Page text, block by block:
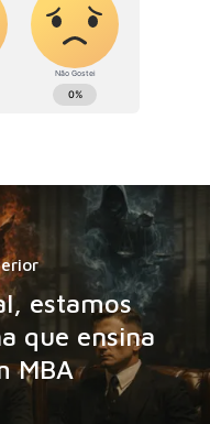
estamos
que ensina
MBA